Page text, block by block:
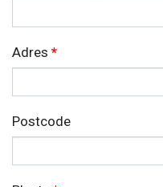
Adres *
Postcode